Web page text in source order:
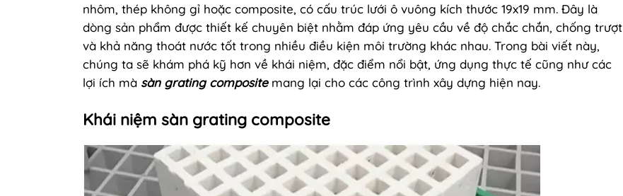
nhôm, thép không gỉ hoặc composite, có cấu trúc lưới ô vuông kích thước 19x19 mm. Đây là
dòng sản phẩm được thiết kế chuyên biệt nhằm đáp ứng yêu cầu về độ chắc chắn, chống trượt
và khả năng thoát nước tốt trong nhiều điều kiện môi trường khác nhau. Trong bài viết này,
chúng ta sẽ khám phá kỹ hơn về khái niệm, đặc điểm nổi bật, ứng dụng thực tế cũng như các
lợi ích mà sàn grating compositemang lại cho các công trình xây dựng hiện nay.
Khái niệm sàn grating composite